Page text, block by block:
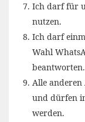
Ich darf für
nutzen.
Ich darf
Wahl
Alle
und dürfen
werden.